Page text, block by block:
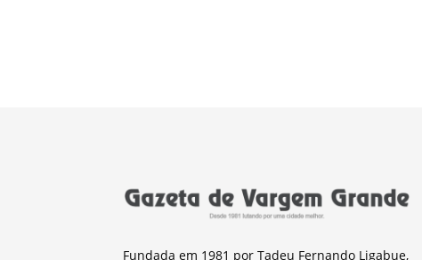
Fundada em 1981 por Tadeu Fernando Ligabue,